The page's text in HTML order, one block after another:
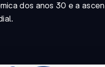
dos anos 30 e a